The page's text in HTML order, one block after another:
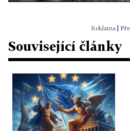
Související články